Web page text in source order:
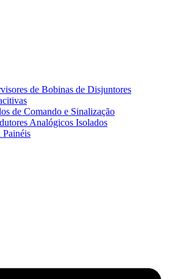
de Bobinas de Disjuntores
de Comando e Sinalização
Analógicos Isolados
Painéis